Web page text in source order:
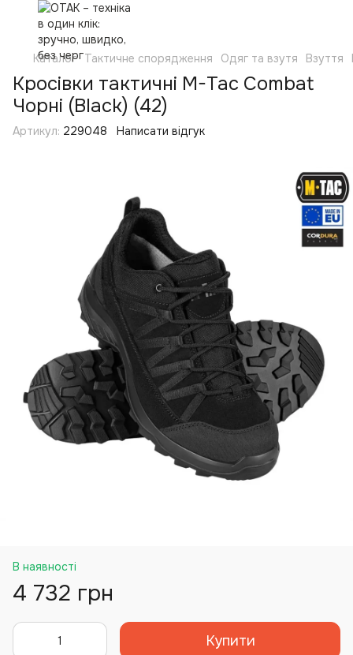
Каталог Тактичне спорядження Одяг та взутя Взуття
Кросівки тактичні M-Tac Combat
Чорні (Black) (42)
Артикул: 229048 Написати відгук
В наявності
4 732 грн
Купити